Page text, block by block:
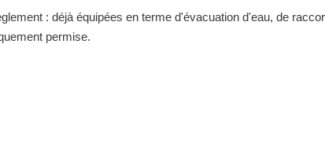
: déjà équipées en terme d'évacuation d'eau, de
permise.